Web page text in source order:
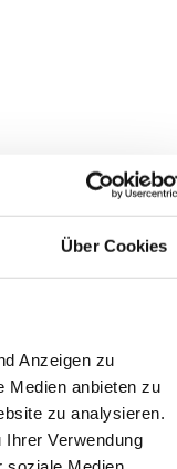
Über Cookies
Anzeigen zu
Medien anbieten zu
zu analysieren.
Verwendung